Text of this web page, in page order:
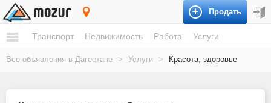
Продать
Транспорт Недвижимость Работа Услуги
Все объявления в Дагестане > Услуги > Красота, здоровье